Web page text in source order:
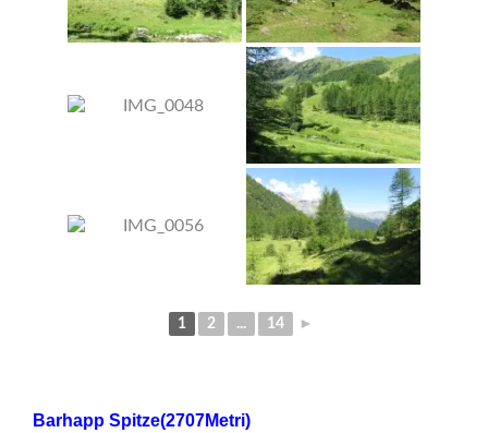
1 2 ... 14 ►
Barhapp Spitze(2707Metri)